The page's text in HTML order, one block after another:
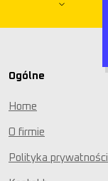
Ogólne
Home
O firmie
Polityka prywatności